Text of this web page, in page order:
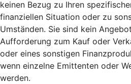
keinen Bezug zu Ihren
finanziellen Situation oder zu
Umständen. Sie sind kein
Aufforderung zum Kauf oder
oder eines sonstigen
wenn einzelne Emittenten oder
werden.